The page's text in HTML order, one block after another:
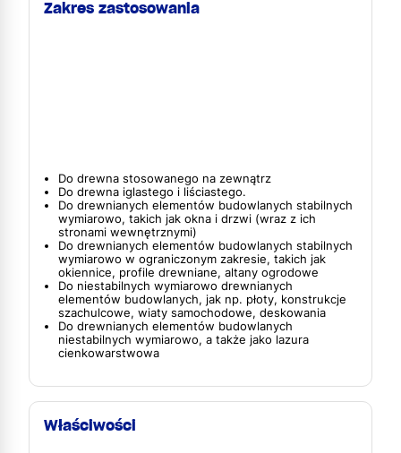
Zakres zastosowania
Do drewna stosowanego na zewnątrz
Do drewna iglastego i liściastego.
Do drewnianych elementów budowlanych stabilnych
wymiarowo, takich jak okna i drzwi (wraz z ich
stronami wewnętrznymi)
Do drewnianych elementów budowlanych stabilnych
wymiarowo w ograniczonym zakresie, takich jak
okiennice, profile drewniane, altany ogrodowe
Do niestabilnych wymiarowo drewnianych
elementów budowlanych, jak np. płoty, konstrukcje
szachulcowe, wiaty samochodowe, deskowania
Do drewnianych elementów budowlanych
niestabilnych wymiarowo, a także jako lazura
cienkowarstwowa
Właściwości